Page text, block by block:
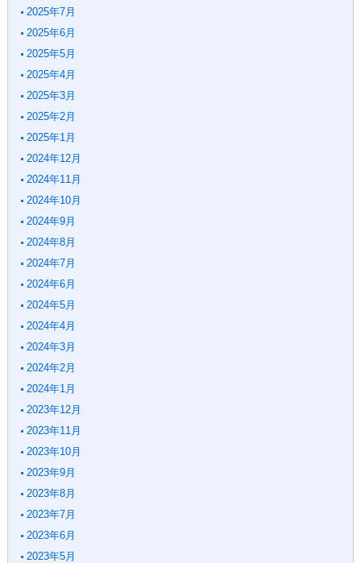
2025年7月
2025年6月
2025年5月
2025年4月
2025年3月
2025年2月
2025年1月
2024年12月
2024年11月
2024年10月
2024年9月
2024年8月
2024年7月
2024年6月
2024年5月
2024年4月
2024年3月
2024年2月
2024年1月
2023年12月
2023年11月
2023年10月
2023年9月
2023年8月
2023年7月
2023年6月
2023年5月